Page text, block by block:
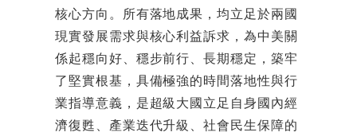
核心方向。所有落地成果，均立足於兩國
現實發展需求與核心利益訴求，為中美關
係起穩向好、穩步前行、長期穩定，築牢
了堅實根基，具備極強的時間落地性與行
業指導意義，是超級大國立足自身國內經
濟復甦、產業迭代升級、社會民生保障的